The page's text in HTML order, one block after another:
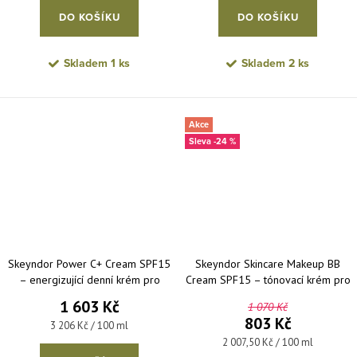
DO KOŠÍKU
Skladem 1 ks
DO KOŠÍKU
Skladem 2 ks
Skeyndor Power C+ Cream SPF15
– energizující denní krém pro
1 603 Kč
Měrná cena:
3 206 Kč / 100 ml
Akce
-24 %
Skeyndor Skincare Makeup BB
Cream SPF15 – tónovací krém pro
1 070 Kč
803 Kč
Měrná cena:
2 007,50 Kč / 100 ml